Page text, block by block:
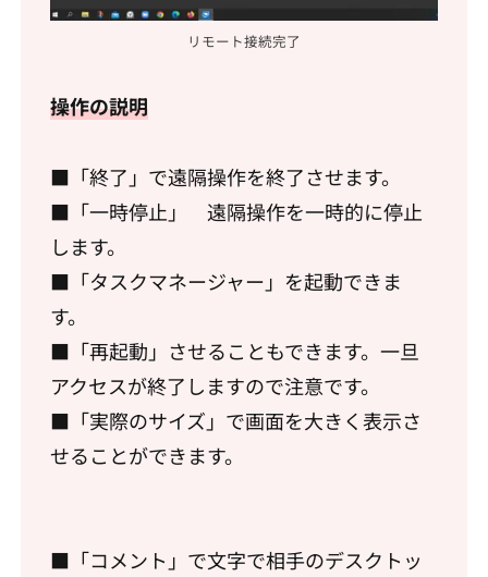
リモート接続完了
操作の説明
■「終了」で遠隔操作を終了させます。
■「一時停止」 遠隔操作を一時的に停止
します。
■「タスクマネージャー」を起動できま
す。
■「再起動」させることもできます。一旦
アクセスが終了しますので注意です。
■「実際のサイズ」で画面を大きく表示さ
せることができます。
■「コメント」で文字で相手のデスクトッ